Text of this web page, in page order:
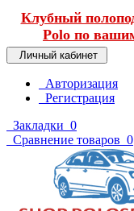
Клубный
Polo по
Личный кабинет
Авторизация
Регистрация
Закладки 0
Сравнение товаров 0